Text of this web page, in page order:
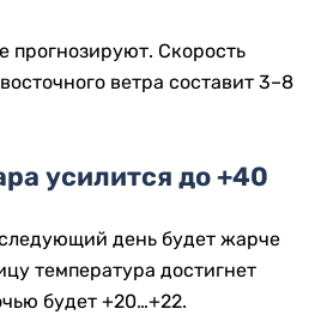
прогнозируют. Скорость
ветра составит 3–8
усилится до +40
день будет жарче
температура достигнет
будет +20…+22.